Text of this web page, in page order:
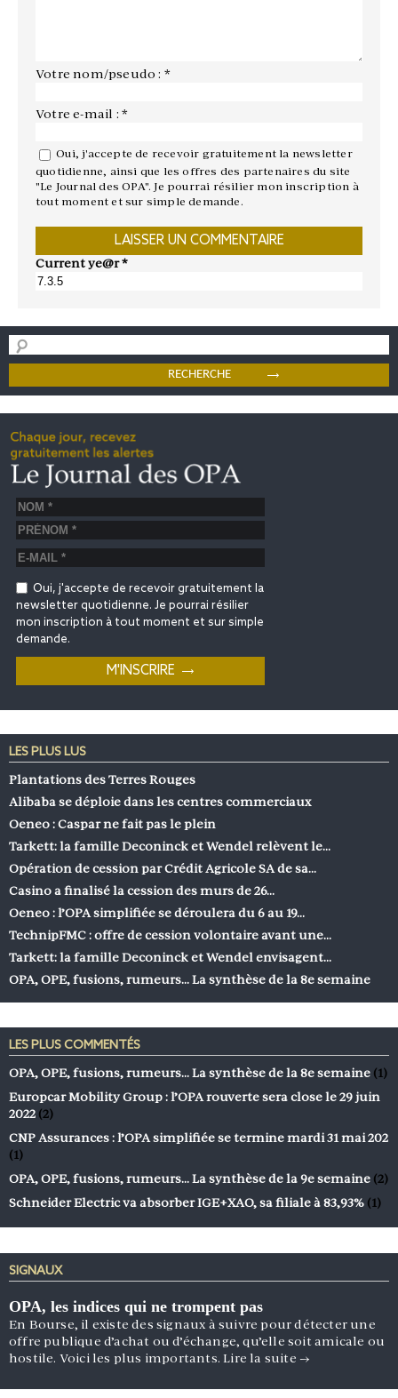
Votre nom/pseudo : *
Votre e-mail : *
Oui, j'accepte de recevoir gratuitement la newsletter
quotidienne, ainsi que les offres des partenaires du site
"Le Journal des OPA". Je pourrai résilier mon inscription à
tout moment et sur simple demande.
Current ye@r*
Oui, j'accepte de recevoir gratuitement la
newsletter quotidienne. Je pourrai résilier
mon inscription à tout moment et sur simple
demande.
LES PLUS LUS
Plantations des Terres Rouges
Alibaba se déploie dans les centres commerciaux
Oeneo : Caspar ne fait pas le plein
Tarkett: la famille Deconinck et Wendel relèvent le…
Opération de cession par Crédit Agricole SA de sa…
Casino a finalisé la cession des murs de 26…
Oeneo : l’OPA simplifiée se déroulera du 6 au 19…
TechnipFMC : offre de cession volontaire avant une…
Tarkett: la famille Deconinck et Wendel envisagent…
OPA, OPE, fusions, rumeurs… La synthèse de la 8e semaine
LES PLUS COMMENTÉS
OPA, OPE, fusions, rumeurs… La synthèse de la 8e semaine (1)
Europcar Mobility Group : l’OPA rouverte sera close le 29 juin
2022 (2)
CNP Assurances : l’OPA simplifiée se termine mardi 31 mai 202
(1)
OPA, OPE, fusions, rumeurs… La synthèse de la 9e semaine (2)
Schneider Electric va absorber IGE+XAO, sa filiale à 83,93% (1)
SIGNAUX
OPA, les indices qui ne trompent pas
En Bourse, il existe des signaux à suivre pour détecter une
offre publique d’achat ou d’échange, qu’elle soit amicale ou
hostile. Voici les plus importants.Lire la suite →